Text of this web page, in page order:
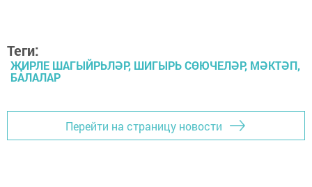
Теги:
ҖИРЛЕ ШАГЫЙРЬЛӘР, ШИГЫРЬ СӨЮЧЕЛӘР, МӘКТӘП,
БАЛАЛАР
Перейти на страницу новости